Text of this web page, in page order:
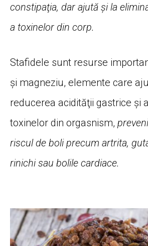
constipaţia, dar ajută şi la
a toxinelor din corp.
Stafidele sunt resurse
şi magneziu, elemente care
reducerea acidităţii gastrice şi
toxinelor din orgasnism,
riscul de boli precum artrita,
rinichi sau bolile cardiace.